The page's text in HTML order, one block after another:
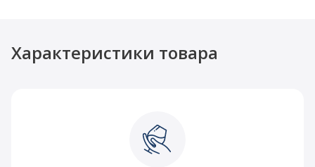
Характеристики товара